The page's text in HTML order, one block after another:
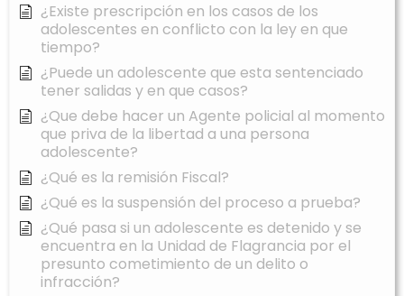
¿Existe prescripción en los casos de los
adolescentes en conflicto con la ley en que
tiempo?
¿Puede un adolescente que esta sentenciado
tener salidas y en que casos?
¿Que debe hacer un Agente policial al momento
que priva de la libertad a una persona
adolescente?
¿Qué es la remisión Fiscal?
¿Qué es la suspensión del proceso a prueba?
¿Qué pasa si un adolescente es detenido y se
encuentra en la Unidad de Flagrancia por el
presunto cometimiento de un delito o
infracción?